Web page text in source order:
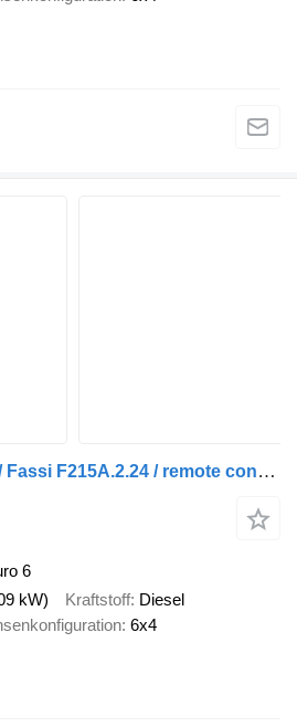
MAN TGS 26.420 6×4 / Fassi F215A.2.24 / remote control / Rotator / 1
6
kW) Kraftstoff Diesel
6x4